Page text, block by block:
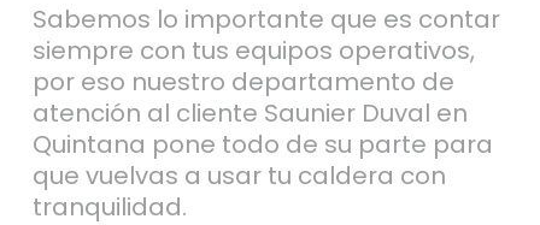
Sabemos lo importante que es contar
siempre con tus equipos operativos,
por eso nuestro departamento de
atención al cliente Saunier Duval en
Quintana pone todo de su parte para
que vuelvas a usar tu caldera con
tranquilidad.